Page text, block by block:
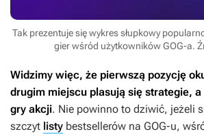
Tak prezentuje się wykres słupkowy
gier wśród użytkowników GOG-a.
Widzimy więc, że pierwszą pozycję
drugim miejscu plasują się strategie,
gry akcji. Nie powinno to dziwić, jeżeli
szczyt listy bestsellerów na GOG-u,